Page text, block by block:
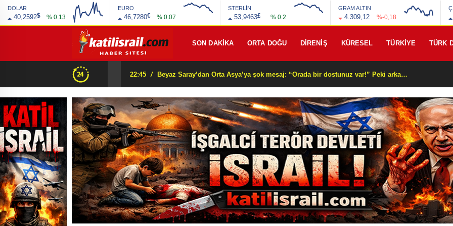
DOLAR
40,2592$ % 0.13
EURO
46,7280€ % 0.07
STERLİN
53,9463£ % 0.2
GRAM ALTIN
4.309,12 %-0,18
SON DAKİKA ORTA DOĞU DİRENİŞ KÜRESEL TÜRKİYE TÜRK
22:45 / Beyaz Saray’dan Orta Asya’ya şok mesaj: “Orada bir dostunuz var!” Peki arkasında ne var?